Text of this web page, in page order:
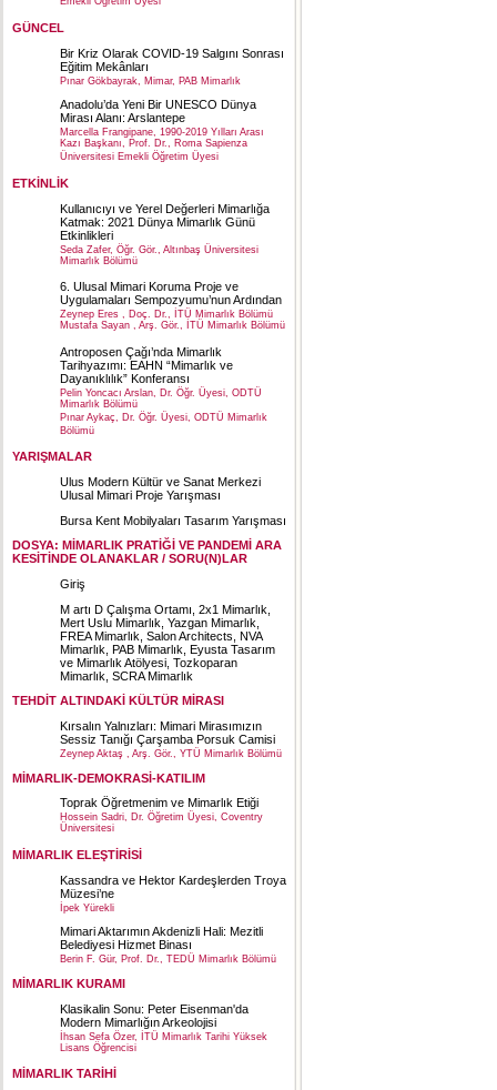
GÜNCEL
Bir Kriz Olarak COVID-19 Salgını Sonrası
Eğitim Mekânları
Pınar Gökbayrak, Mimar, PAB Mimarlık
Anadolu’da Yeni Bir UNESCO Dünya
Mirası Alanı: Arslantepe
Marcella Frangipane, 1990-2019 Yılları Arası
Kazı Başkanı, Prof. Dr., Roma Sapienza
Üniversitesi Emekli Öğretim Üyesi
ETKİNLİK
Kullanıcıyı ve Yerel Değerleri Mimarlığa
Katmak: 2021 Dünya Mimarlık Günü
Etkinlikleri
Seda Zafer, Öğr. Gör., Altınbaş Üniversitesi
Mimarlık Bölümü
6. Ulusal Mimari Koruma Proje ve
Uygulamaları Sempozyumu’nun Ardından
Zeynep Eres , Doç. Dr., İTÜ Mimarlık Bölümü
Mustafa Sayan , Arş. Gör., İTÜ Mimarlık Bölümü
Antroposen Çağı’nda Mimarlık
Tarihyazımı: EAHN “Mimarlık ve
Dayanıklılık” Konferansı
Pelin Yoncacı Arslan, Dr. Öğr. Üyesi, ODTÜ
Mimarlık Bölümü
Pınar Aykaç, Dr. Öğr. Üyesi, ODTÜ Mimarlık
Bölümü
YARIŞMALAR
Ulus Modern Kültür ve Sanat Merkezi
Ulusal Mimari Proje Yarışması
Bursa Kent Mobilyaları Tasarım Yarışması
DOSYA: MİMARLIK PRATİĞİ VE PANDEMİ ARA
KESİTİNDE OLANAKLAR / SORU(N)LAR
Giriş
M artı D Çalışma Ortamı, 2x1 Mimarlık,
Mert Uslu Mimarlık, Yazgan Mimarlık,
FREA Mimarlık, Salon Architects, NVA
Mimarlık, PAB Mimarlık, Eyusta Tasarım
ve Mimarlık Atölyesi, Tozkoparan
Mimarlık, SCRA Mimarlık
TEHDİT ALTINDAKİ KÜLTÜR MİRASI
Kırsalın Yalnızları: Mimari Mirasımızın
Sessiz Tanığı Çarşamba Porsuk Camisi
Zeynep Aktaş , Arş. Gör., YTÜ Mimarlık Bölümü
MİMARLIK-DEMOKRASİ-KATILIM
Toprak Öğretmenim ve Mimarlık Etiği
Hossein Sadri, Dr. Öğretim Üyesi, Coventry
Üniversitesi
MİMARLIK ELEŞTİRİSİ
Kassandra ve Hektor Kardeşlerden Troya
Müzesi’ne
İpek Yürekli
Mimari Aktarımın Akdenizli Hali: Mezitli
Belediyesi Hizmet Binası
Berin F. Gür, Prof. Dr., TEDÜ Mimarlık Bölümü
MİMARLIK KURAMI
Klasikalin Sonu: Peter Eisenman'da
Modern Mimarlığın Arkeolojisi
İhsan Sefa Özer, İTÜ Mimarlık Tarihi Yüksek
Lisans Öğrencisi
MİMARLIK TARİHİ